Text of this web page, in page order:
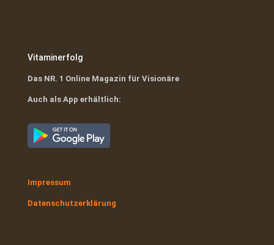
Vitaminerfolg
Das NR. 1 Online Magazin für Visionäre
Auch als App erhältlich:
Impressum
Datenschutzerklärung